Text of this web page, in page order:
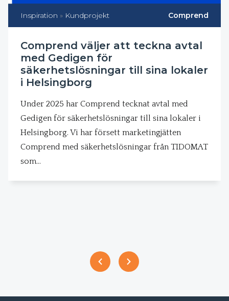
Inspiration » Kundprojekt Comprend
Comprend väljer att teckna avtal
med Gedigen för
säkerhetslösningar till sina lokaler
i Helsingborg
Under 2025 har Comprend tecknat avtal med
Gedigen för säkerhetslösningar till sina lokaler i
Helsingborg. Vi har försett marketingjätten
Comprend med säkerhetslösningar från TIDOMAT
som…